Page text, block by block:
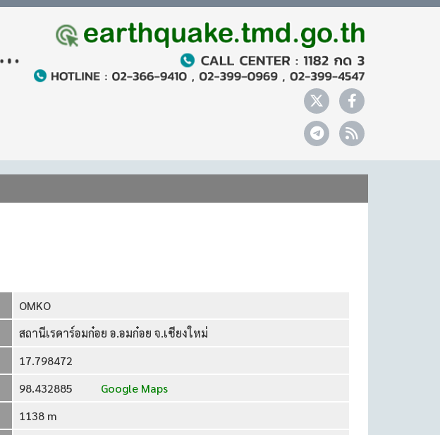
OMKO
สถานีเรดาร์อมก๋อย อ.อมก๋อย จ.เชียงใหม่
17.798472
98.432885
Google Maps
1138 m